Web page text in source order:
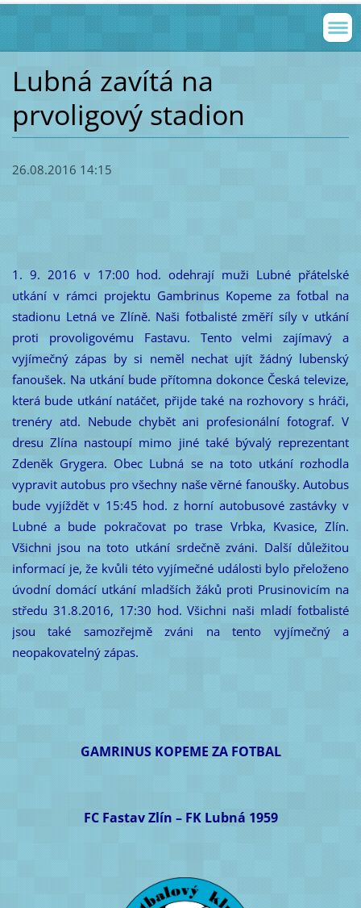
Lubná zavítá na
prvoligový stadion
26.08.2016 14:15
1. 9. 2016 v 17:00 hod. odehrají muži Lubné přátelské
utkání v rámci projektu Gambrinus Kopeme za fotbal na
stadionu Letná ve Zlíně. Naši fotbalisté změří síly v utkání
proti provoligovému Fastavu. Tento velmi zajímavý a
vyjímečný zápas by si neměl nechat ujít žádný lubenský
fanoušek. Na utkání bude přítomna dokonce Česká televize,
která bude utkání natáčet, přijde také na rozhovory s hráči,
trenéry atd. Nebude chybět ani profesionální fotograf. V
dresu Zlína nastoupí mimo jiné také bývalý reprezentant
Zdeněk Grygera. Obec Lubná se na toto utkání rozhodla
vypravit autobus pro všechny naše věrné fanoušky. Autobus
bude vyjíždět v 15:45 hod. z horní autobusové zastávky v
Lubné a bude pokračovat po trase Vrbka, Kvasice, Zlín.
Všichni jsou na toto utkání srdečně zváni. Další důležitou
informací je, že kvůli této vyjímečné události bylo přeloženo
úvodní domácí utkání mladších žáků proti Prusinovicím na
středu 31.8.2016, 17:30 hod. Všichni naši mladí fotbalisté
jsou také samozřejmě zváni na tento vyjímečný a
neopakovatelný zápas.
GAMRINUS KOPEME ZA FOTBAL
FC Fastav Zlín – FK Lubná 1959